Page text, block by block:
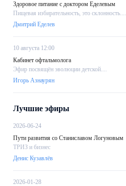
Здоровое питание с доктором Еделевым
Пищевая избирательность, это склонность....
Дмитрий Еделев
10 августа 12:00
Кабинет офтальмолога
Эфир посвящён эволюции детской....
Игорь Азнаурян
Лучшие эфиры
2026-06-24
Пути развития со Станиславом Логуновым
ТРИЗ и бизнес
Денис Кузавлёв
2026-01-28